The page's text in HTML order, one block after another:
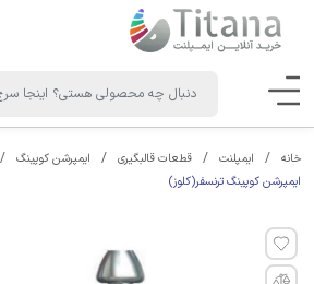
خانه ایمپلنت قطعات قالبگیری
ایمپرشن کوپینگ
ایمپرشن کوپینگ ترنسفر(کلوز)